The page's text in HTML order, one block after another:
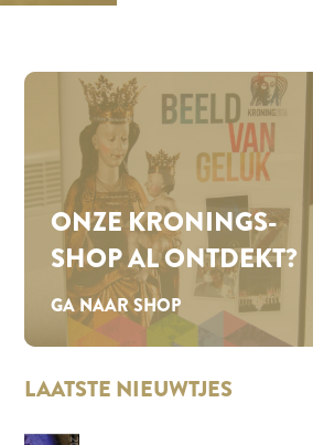
ONZE KRONINGS­
SHOP AL ONTDEKT?
GA NAAR SHOP
LAATSTE NIEUWTJES